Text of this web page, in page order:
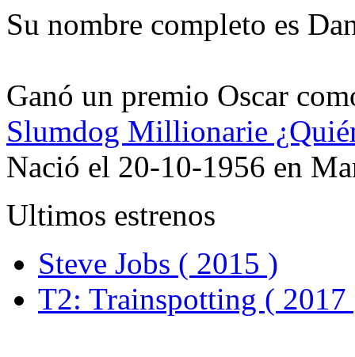
Su nombre completo es
Ganó un premio Oscar
Slumdog Millionarie
Nació el 20-10-1956 en
Ultimos estrenos
Steve Jobs ( 2015 )
T2: Trainspotting ( 2017